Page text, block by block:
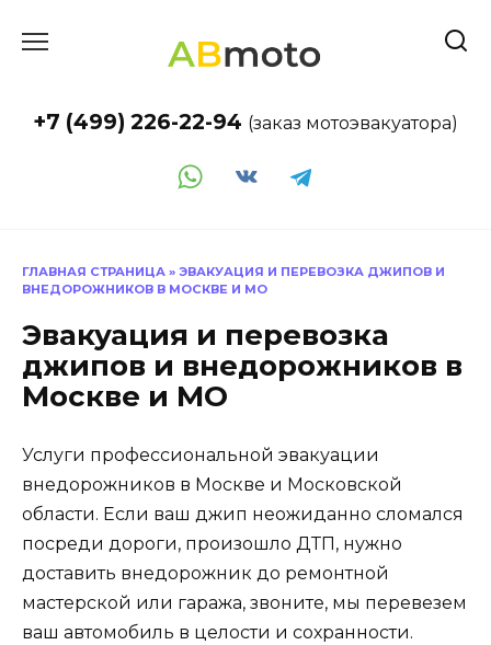
+7 (499) 226-22-94 (заказ мотоэвакуатора)
ГЛАВНАЯ СТРАНИЦА » ЭВАКУАЦИЯ И ПЕРЕВОЗКА ДЖИПОВ И
ВНЕДОРОЖНИКОВ В МОСКВЕ И МО
Эвакуация и перевозка
джипов и внедорожников в
Москве и МО
Услуги профессиональной эвакуации
внедорожников в Москве и Московской
области. Если ваш джип неожиданно сломался
посреди дороги, произошло ДТП, нужно
доставить внедорожник до ремонтной
мастерской или гаража, звоните, мы перевезем
ваш автомобиль в целости и сохранности.